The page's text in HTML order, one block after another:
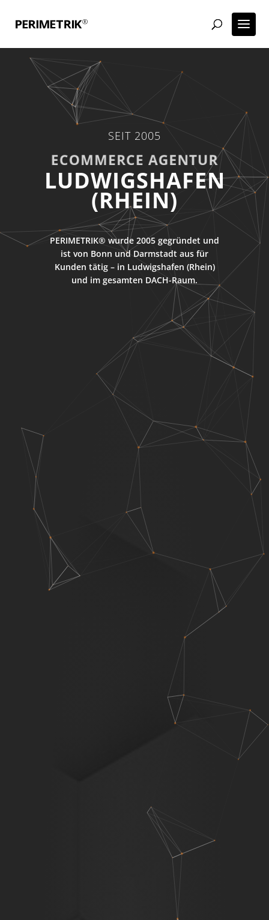
SEIT 2005
ECOMMERCE AGENTUR
LUDWIGSHAFEN
(RHEIN)
PERIMETRIK® wurde 2005 gegründet und
ist von Bonn und Darmstadt aus für
Kunden tätig – in Ludwigshafen (Rhein)
und im gesamten DACH-Raum.